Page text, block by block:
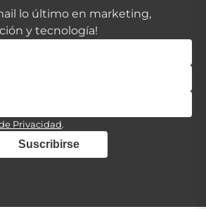
lo último en marketing,
y tecnología!
Privacidad.
Suscribirse